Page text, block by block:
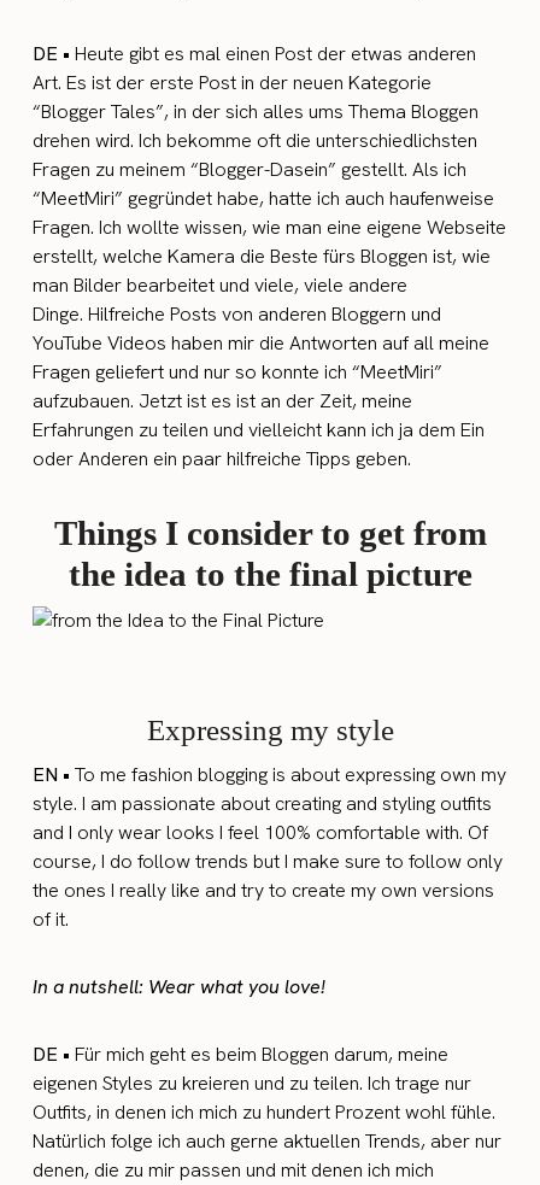
DE •Heute gibt es mal einen Post der etwas anderen
Art. Es ist der erste Post in der neuen Kategorie
“Blogger Tales”, in der sich alles ums Thema Bloggen
drehen wird. Ich bekomme oft die unterschiedlichsten
Fragen zu meinem “Blogger-Dasein” gestellt. Als ich
“MeetMiri” gegründet habe, hatte ich auch haufenweise
Fragen. Ich wollte wissen, wie man eine eigene Webseite
erstellt, welche Kamera die Beste fürs Bloggen ist, wie
man Bilder bearbeitet und viele, viele andere
Dinge. Hilfreiche Posts von anderen Bloggern und
YouTube Videos haben mir die Antworten auf all meine
Fragen geliefert und nur so konnte ich “MeetMiri”
aufzubauen. Jetzt ist es ist an der Zeit, meine
Erfahrungen zu teilen und vielleicht kann ich ja dem Ein
oder Anderen ein paar hilfreiche Tipps geben.
Things I consider to get from
the idea to the final picture
Expressing my style
EN •To me fashion blogging is about expressing own my
style. I am passionate about creating and styling outfits
and I only wear looks I feel 100% comfortable with. Of
course, I do follow trends but I make sure to follow only
the ones I really like and try to create my own versions
of it.
In a nutshell: Wear what you love!
DE •Für mich geht es beim Bloggen darum, meine
eigenen Styles zu kreieren und zu teilen. Ich trage nur
Outfits, in denen ich mich zu hundert Prozent wohl fühle.
Natürlich folge ich auch gerne aktuellen Trends, aber nur
denen, die zu mir passen und mit denen ich mich